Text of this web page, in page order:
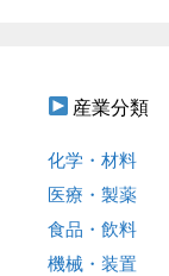
産業分類
化学・材料
医療・製薬
食品・飲料
機械・装置